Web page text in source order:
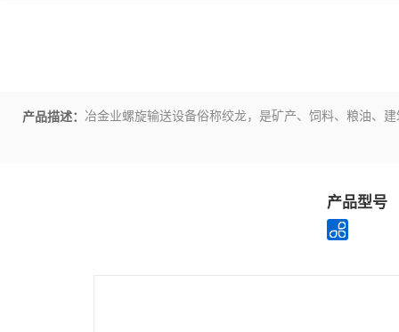
产品描述： 冶金业螺旋输送设备俗称绞龙，是矿产、饲料、粮油、
产品型号